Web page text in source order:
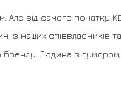
від самого початку
наших співвласників
Людина з